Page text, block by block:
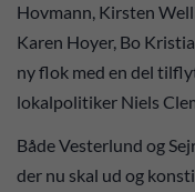
Hovmann, Kirsten
Karen Hoyer, Bo
ny flok med en del
lokalpolitiker Niels
Både Vesterlund og
der nu skal ud og